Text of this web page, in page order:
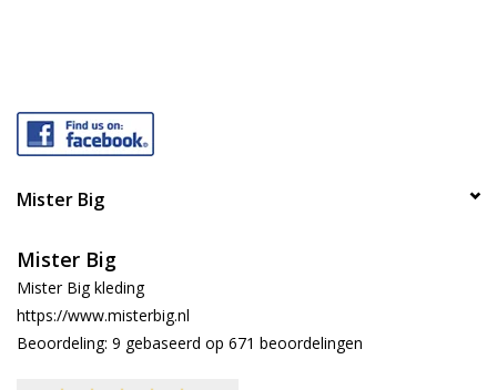
Mister Big
Mister Big
Mister Big kleding
https://www.misterbig.nl
Beoordeling: 9 gebaseerd op 671 beoordelingen